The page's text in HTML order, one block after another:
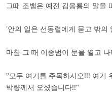
그때 조뱀은 예전 김응룡의 말을
'안의 일은 선동렬에게 묻고 밖의
마침 그 때 이종범이 문을 열고
"모두 여기를 주목하시오!!! 여기
박량께서 오셨습니다!!"